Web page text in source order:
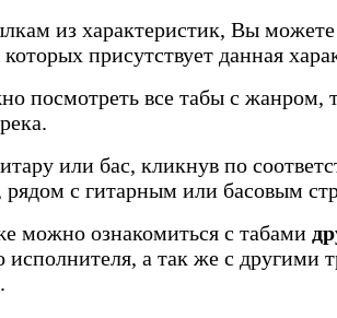
из характеристик, Вы
присутствует данная
посмотреть все табы с жанром,
или бас, кликнув по
рядом с гитарным или басовым
можно ознакомиться с табами
исполнителя, а так же с другими